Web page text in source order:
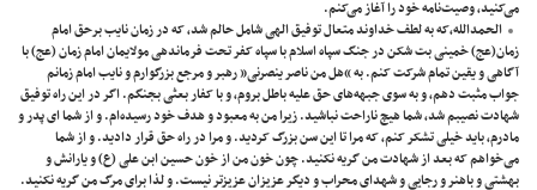
می‌کنید، وصیت‌نامه خود را آغاز می‌کنم.
الحمدالله،که به لطف خداوند متعال توفیق الهی شامل حالم شد، که در زمان نایب برحق امام
زمان(عج) خمینی بت شکن در جنگ سپاه اسلام با سپاه کفر تحت فرماندهی مولایمان امام زمان (عج) با
آگاهی و یقین تمام شرکت کنم. به “هل من ناصر ینصرنی” رهبر و مرجع بزرگوارم و نایب امام زمانم
جواب مثبت دهم، و به سوی جبهه‌های حق علیه باطل بروم، و با کفار بعثی بجنگم. اگر در این راه توفیق
شهادت نصیبم شد، شما هیچ ناراحت نباشید. زیرا من به معبود و هدف خود رسیده‌ام. و از شما ‌ای پدر و
مادرم، باید خیلی تشکر کنم، که مرا تا این سن بزرگ کردید. و مرا در راه حق قرار دادید. و از شما
می‌خواهم که بعد از شهادت من گریه نکنید. چون خون من از خون حسین ابن علی (ع) و یارانش و
بهشتی و باهنر و رجایی و شهدای محراب و دیگر عزیزان عزیزتر نیست. و لذا برای مرگ من گریه نکنید.